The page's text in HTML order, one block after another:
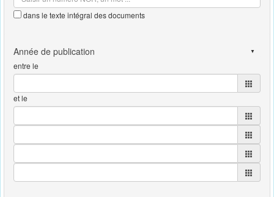
dans le texte intégral des documents
entre le
et le